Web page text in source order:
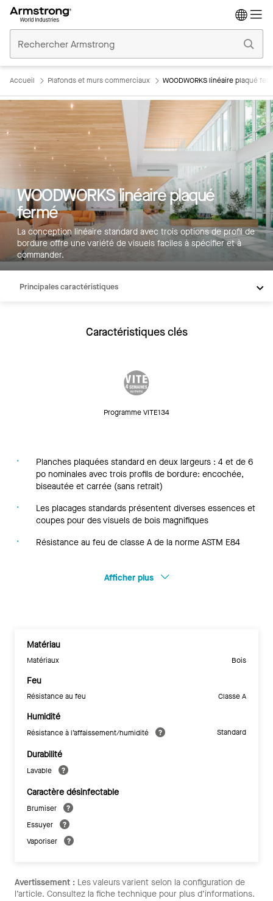
Plafonds
Commerciaux
Accueil Plafonds et murs commerciaux WOODWORKS linéaire plaqué
WOODWORKS linéaire plaqué
fermé
La conception linéaire standard avec trois options de profil de
bordure offre une variété de visuels faciles à spécifier et à
commander.
Principales caractéristiques
Caractéristiques clés
Programme VITE134
Planches plaquées standard en deux largeurs : 4 et de 6
po nominales avec trois profils de bordure: encochée,
biseautée et carrée (sans retrait)
Les placages standards présentent diverses essences et
coupes pour des visuels de bois magnifiques
Résistance au feu de classe A de la norme ASTM E84
Afficher plus
Matériau
Matériaux Bois
Feu
Résistance au feu Classe A
Humidité
Résistance à l’affaissement/humidité Standard
Durabilité
Lavable
Caractère désinfectable
Brumiser
Essuyer
Vaporiser
Avertissement : Les valeurs varient selon la configuration de
l’article. Consultez la fiche technique pour plus d’informations.